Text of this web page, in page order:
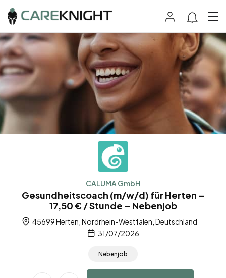
CALUMA GmbH
Gesundheitscoach (m/w/d) für Herten –
17,50 € / Stunde – Nebenjob
45699 Herten, Nordrhein-Westfalen, Deutschland
31/07/2026
Nebenjob